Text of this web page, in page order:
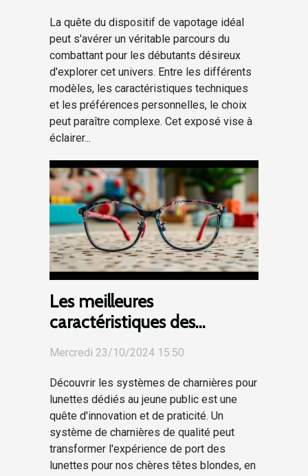
La quête du dispositif de vapotage idéal
peut s'avérer un véritable parcours du
combattant pour les débutants désireux
d'explorer cet univers. Entre les différents
modèles, les caractéristiques techniques
et les préférences personnelles, le choix
peut paraître complexe. Cet exposé vise à
éclairer...
Les meilleures
caractéristiques des
pour lunettes enfantines
Mercredi 23/10/2024 15:50
Découvrir les systèmes de charnières pour
lunettes dédiés au jeune public est une
quête d'innovation et de praticité. Un
système de charnières de qualité peut
transformer l'expérience de port des
lunettes pour nos chères têtes blondes, en